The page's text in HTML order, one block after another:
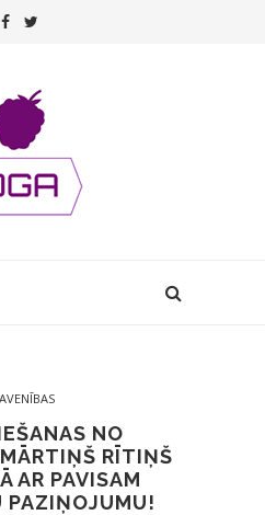
NO
RĪTIŅŠ
AR PAVISAM
PAZIŅOJUMU!